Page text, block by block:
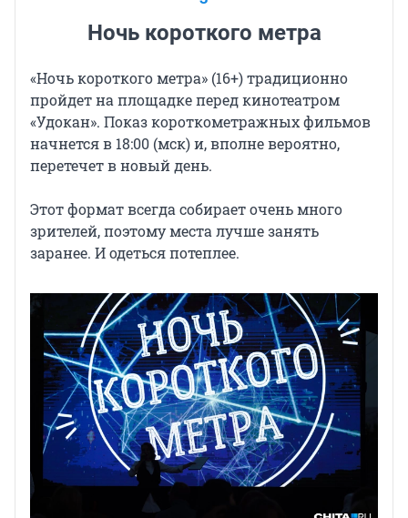
Ночь короткого метра
«Ночь короткогометра» (16+)традиционно
пройдет на площадке перед кинотеатром
«Удокан». Показ короткометражных фильмов
начнется в 18:00 (мск) и, вполне вероятно,
перетечет в новый день.
Этот формат всегда собирает очень много
зрителей, поэтому места лучше занять
заранее. И одеться потеплее.